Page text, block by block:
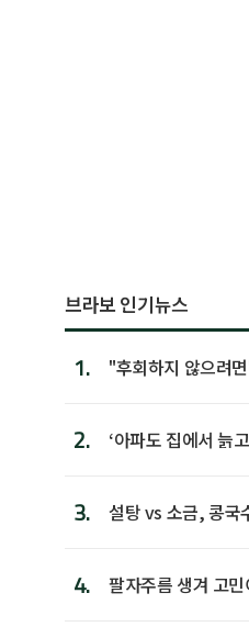
브라보 인기뉴스
1.
"후회하지 않으려
2.
‘아파도 집에서 늙
3. 설탕 vs 소금, 콩국
4. 팔자주름 생겨 고